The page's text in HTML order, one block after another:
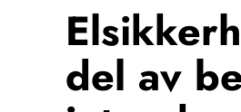
del av